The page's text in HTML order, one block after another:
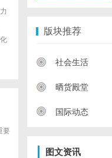
要
版块推荐
社会生活
晒货殿堂
国际动态
图文资讯